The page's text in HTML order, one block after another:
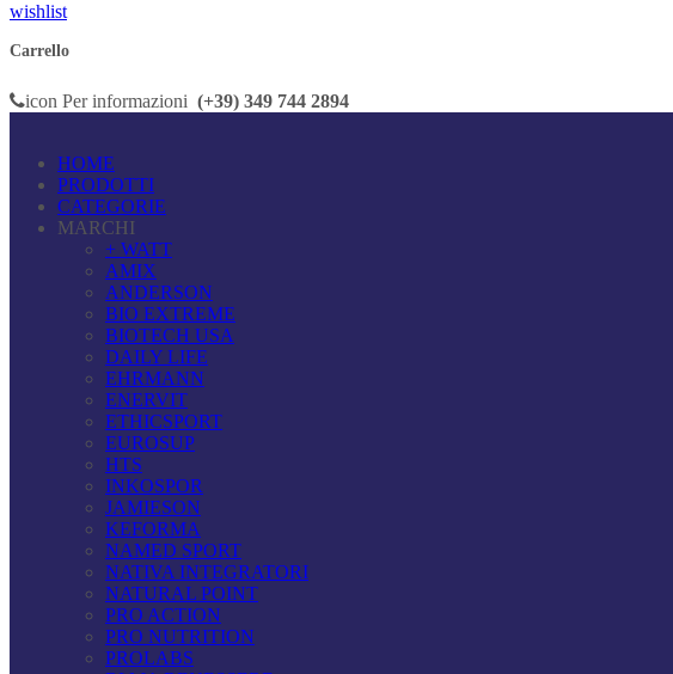
wishlist
Carrello
icon Per informazioni (+39) 349 744 2894
HOME
PRODOTTI
CATEGORIE
MARCHI
+ WATT
AMIX
ANDERSON
BIO EXTREME
BIOTECH USA
DAILY LIFE
EHRMANN
ENERVIT
ETHICSPORT
EUROSUP
HTS
INKOSPOR
JAMIESON
KEFORMA
NAMED SPORT
NATIVA INTEGRATORI
NATURAL POINT
PRO ACTION
PRO NUTRITION
PROLABS